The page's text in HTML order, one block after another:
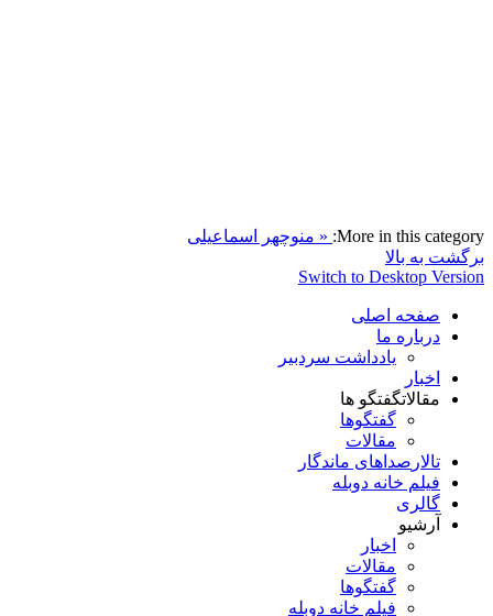
More in this category: « منوچهر اسماعیلی
برگشت به بالا
Switch to Desktop Version
صفحه اصلی
درباره ما
یادداشت سردبیر
اخبار
مقالاتگفتگو ها
گفتگوها
مقالات
تالار صداهای ماندگار
فیلم خانه دوبله
گالری
آرشیو
اخبار
مقالات
گفتگوها
فیلم خانه دوبله